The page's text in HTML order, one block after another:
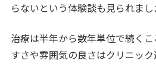
らないという体験談も見られまし
治療は半年から数年単位で続く
すさや雰囲気の良さはクリニッ